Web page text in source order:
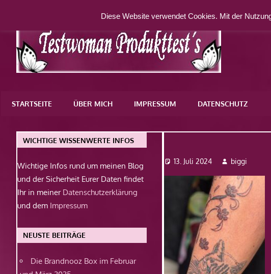
springen
WordPress-
STARTSEITE ÜBER MICH IMPRESSUM DATENSCHUTZ
13. Juli 2024 biggi
WICHTIGE WISSENWERTE INFOS
Wichtige Infos rund um meinen Blog
und der Sicherheit Eurer Daten findet
Ihr in meiner Datenschutzerklärung
und dem Impressum
NEUSTE BEITRÄGE
Die Brandnooz Box im Februar
Diese Website verwendet Cookies. Mit der